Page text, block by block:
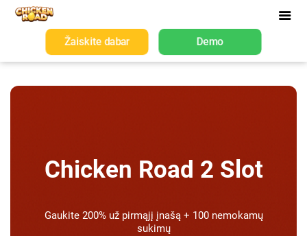
Žaiskite dabar Demo
Chicken Road 2 Slot
Gaukite 200% už pirmąjį įnašą + 100 nemokamų
sukimų